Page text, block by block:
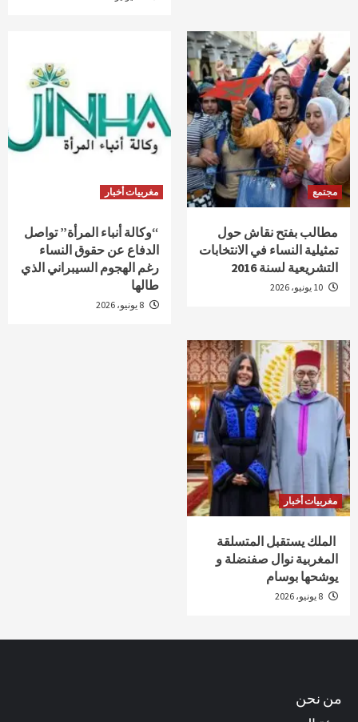
مجتمع
مطالب بفتح نقاش حول
تمثيلية النساء في الانتخابات
التشريعية لسنة 2016
مغربيات أخبار
“وكالة أنباء المرأة” تواصل
الدفاع عن حقوق النساء
رغم الهجوم السيبراني الذي
طالها
مغربيات أخبار
الملك يستقبل المتسلقة
المغربية نوال صفنضلة و
يوشحها بوسام
من نحن